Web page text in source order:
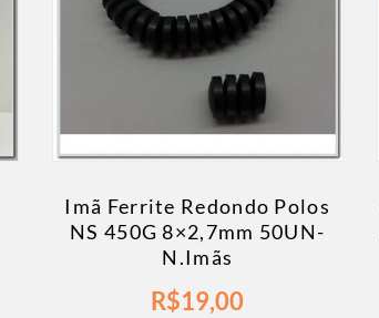
Imã Ferrite Redondo Polos
NS 450G 8×2,7mm 50UN-
N.Imãs
R$19,00